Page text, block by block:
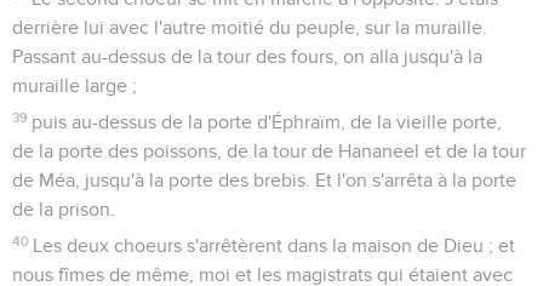
derrière lui avec l'autre moitié du peuple, sur la muraille.
Passant au-dessus de la tour des fours, on alla jusqu'à la
muraille large ;
39 puis au-dessus de la porte d'Éphraïm, de la vieille porte,
de la porte des poissons, de la tour de Hananeel et de la tour
de Méa, jusqu'à la porte des brebis. Et l'on s'arrêta à la porte
de la prison.
40 Les deux choeurs s'arrêtèrent dans la maison de Dieu ; et
nous fîmes de même, moi et les magistrats qui étaient avec